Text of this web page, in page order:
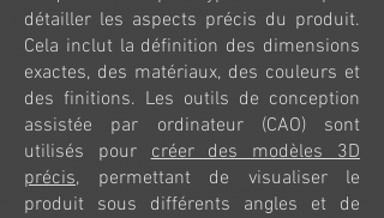
détailler les aspects précis du produit.
Cela inclut la définition des dimensions
exactes, des matériaux, des couleurs et
des finitions. Les outils de conception
assistée par ordinateur (CAO) sont
utilisés pourcréer des modèles 3D
précis, permettant de visualiser le
produit sous différents angles et de